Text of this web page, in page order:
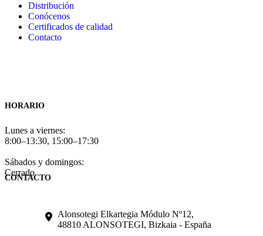
Distribución
Conócenos
Certificados de calidad
Contacto
HORARIO
Lunes a viernes:
8:00–13:30, 15:00–17:30
Sábados y domingos:
Cerrado
CONTACTO
Alonsotegi Elkartegia Módulo Nº12,
48810 ALONSOTEGI, Bizkaia - España